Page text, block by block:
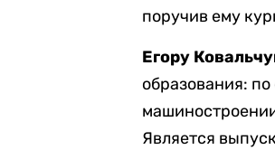
поручив ему
Егору
образования:
Является